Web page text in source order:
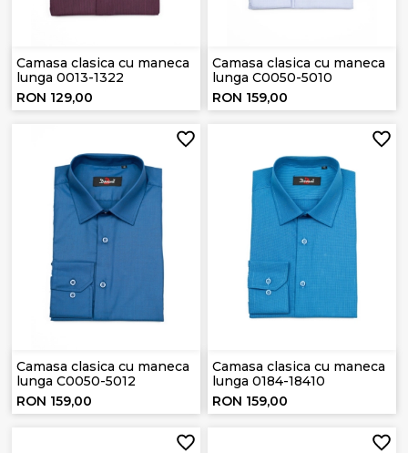
Camasa clasica cu maneca
lunga 0013-1322
RON 129,00
Camasa clasica cu maneca
lunga C0050-5010
RON 159,00
Camasa clasica cu maneca
lunga C0050-5012
RON 159,00
Camasa clasica cu maneca
lunga 0184-18410
RON 159,00